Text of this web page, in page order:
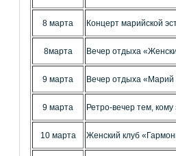
8 марта Концерт марийской
8марта Вечер отдыха
9 марта Вечер отдыха «Марий
9 марта Ретро-вечер тем,
10 марта Женский клуб